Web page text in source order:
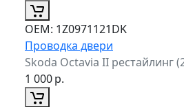
ОЕМ: 1Z0971121DK
Проводка двери
Skoda Octavia II рестайлинг
1 000р.